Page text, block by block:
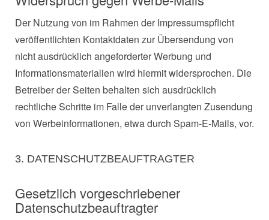
Der Nutzung von im Rahmen der Impressumspflicht
veröffentlichten Kontaktdaten zur Übersendung von
nicht ausdrücklich angeforderter Werbung und
Informationsmaterialien wird hiermit widersprochen. Die
Betreiber der Seiten behalten sich ausdrücklich
rechtliche Schritte im Falle der unverlangten Zusendung
von Werbeinformationen, etwa durch Spam-E-Mails, vor.
3. DATENSCHUTZBEAUFTRAGTER
Gesetzlich vorgeschriebener
Datenschutzbeauftragter